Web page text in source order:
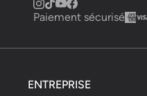
Paiement sécurisé
ENTREPRISE